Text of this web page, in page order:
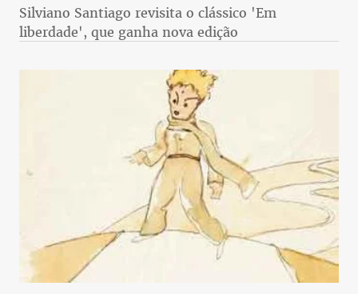
Silviano Santiago revisita o clássico 'Em
liberdade', que ganha nova edição